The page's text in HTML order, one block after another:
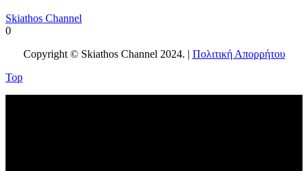
Skiathos Channel
0
Copyright © Skiathos Channel 2024. | Πολιτική Απορρήτου
Top